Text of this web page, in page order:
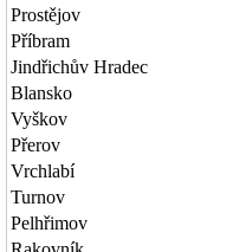
Prostějov
Příbram
Jindřichův Hradec
Blansko
Vyškov
Přerov
Vrchlabí
Turnov
Pelhřimov